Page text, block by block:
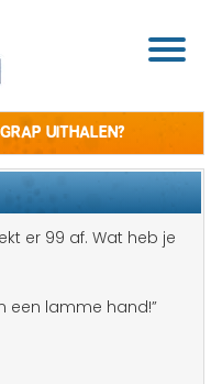
uithalen?
er 99 af. Wat heb je
een lamme hand!”